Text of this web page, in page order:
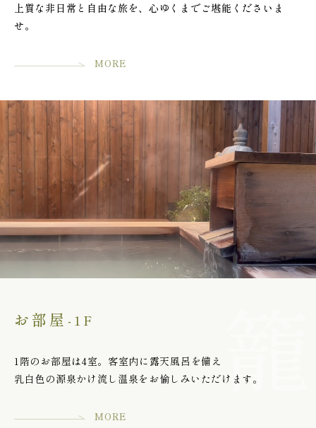
上質な非日常と自由な旅を、心ゆくまでご堪能くださいま
せ。
MORE
お部屋 -1F
1階のお部屋は4室。客室内に露天風呂を備え
乳白色の源泉かけ流し温泉をお愉しみいただけます。
MORE